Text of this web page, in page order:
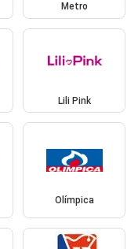
Metro
Lili Pink
Olímpica